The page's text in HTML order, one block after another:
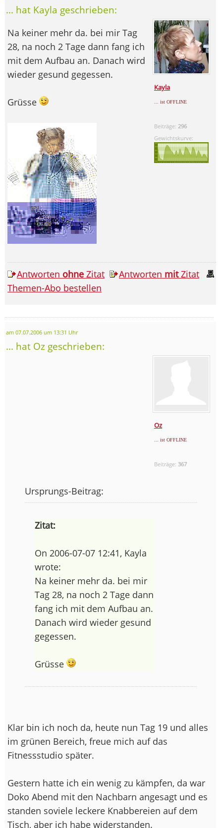
... hat Kayla geschrieben:
Kayla
... ist OFFLINE
Beiträge: 296
Gewichtskurve:
Na keiner mehr da. bei mir Tag
28, na noch 2 Tage dann fang ich
mit dem Aufbau an. Danach wird
wieder gesund gegessen.
Grüsse
Antworten ohne Zitat Antworten mitZitat
Themen-Abo bestellen
am 07.07.2006 um 13:31 Uhr
... hat Oz geschrieben:
Oz
... ist OFFLINE
Beiträge:367
Ursprungs-Beitrag:
Zitat:
On 2006-07-07 12:41, Kayla
wrote:
Na keiner mehr da. bei mir
Tag 28, na noch 2 Tage dann
fang ich mit dem Aufbau an.
Danach wird wieder gesund
gegessen.
Grüsse
Klar bin ich noch da, heute nun Tag 19 und alles
im grünen Bereich, freue mich auf das
Fitnessstudio später.
Gestern hatte ich ein wenig zu kämpfen, da war
Doko Abend mit den Nachbarn angesagt und es
standen soviele leckere Knabbereien auf dem
Tisch, aber ich habe widerstanden.